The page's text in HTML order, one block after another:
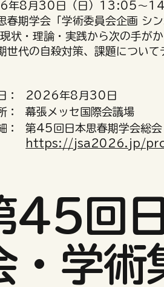
年8月30日（日）13:05〜
春期学会「学術委員会企画 シ
状・理論・実践から次の手が
世代の自殺対策、課題につい
：
2026年8月30日
幕張メッセ国際会議場
第45回日本思春期学会総会
https://jsa2026.jp/
45回
・学術